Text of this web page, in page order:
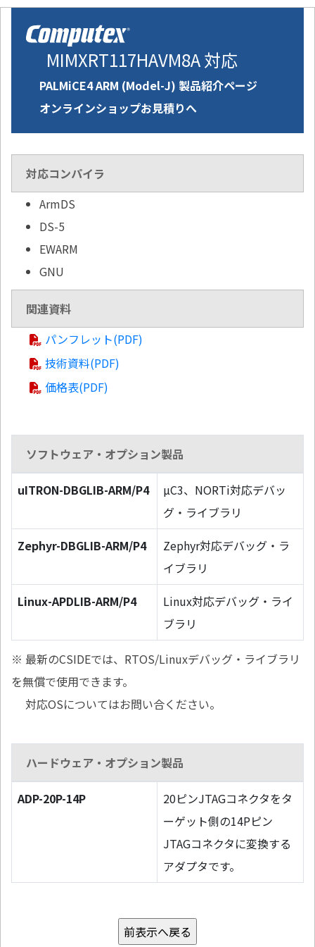
MIMXRT117HAVM8A 対応
PALMiCE4 ARM (Model-J) 製品紹介ページ
オンラインショップお見積りへ
対応コンパイラ
ArmDS
DS-5
EWARM
GNU
関連資料
パンフレット(PDF)
技術資料(PDF)
価格表(PDF)
ソフトウェア・オプション製品
uITRON-DBGLIB-ARM/P4
µC3、NORTi対応デバッ
グ・ライブラリ
Zephyr-DBGLIB-ARM/P4
Zephyr対応デバッグ・ラ
イブラリ
Linux-APDLIB-ARM/P4
Linux対応デバッグ・ライ
ブラリ
※ 最新のCSIDEでは、RTOS/Linuxデバッグ・ライブラリ
を無償で使用できます。
対応OSについてはお問い合ください。
ハードウェア・オプション製品
ADP-20P-14P
20ピンJTAGコネクタをタ
ーゲット側の14Pピン
JTAGコネクタに変換する
アダプタです。